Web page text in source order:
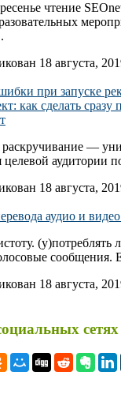
чтение
18 августа,
при запуске
как сделать сразу
раскручивание —
целевой аудитории
18 августа,
аудио и
(у)потреблять
сообщения.
18 августа,
сетях